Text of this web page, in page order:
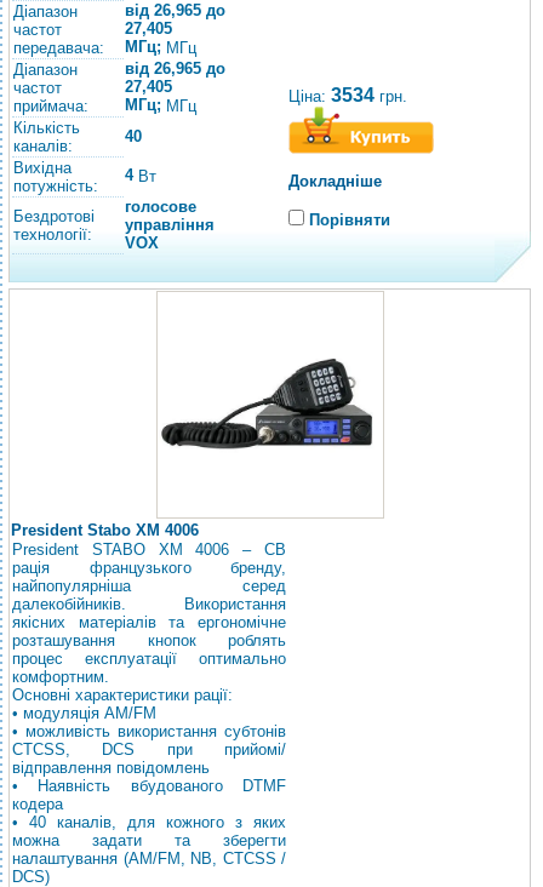
Діапазон
частот
передавача:
від 26,965 до
27,405
МГц; МГц
Діапазон
частот
приймача:
від 26,965 до
27,405
МГц; МГц
Кількість
каналів:
40
Вихідна
потужність:
4Вт
Бездротові
технології:
голосове
управління
VOX
Ціна: 3534 грн.
Докладніше
Порівняти
President Stabo XM 4006
President STABO XM 4006 – CB
рація французького бренду,
найпопулярніша серед
далекобійників. Використання
якісних матеріалів та ергономічне
розташування кнопок роблять
процес експлуатації оптимально
комфортним.
Основні характеристики рації:
• модуляція AM/FM
• можливість використання субтонів
CTCSS, DCS при прийомі/
відправлення повідомлень
• Наявність вбудованого DTMF
кодера
• 40 каналів, для кожного з яких
можна задати та зберегти
налаштування (AM/FM, NB, CTCSS /
DCS)